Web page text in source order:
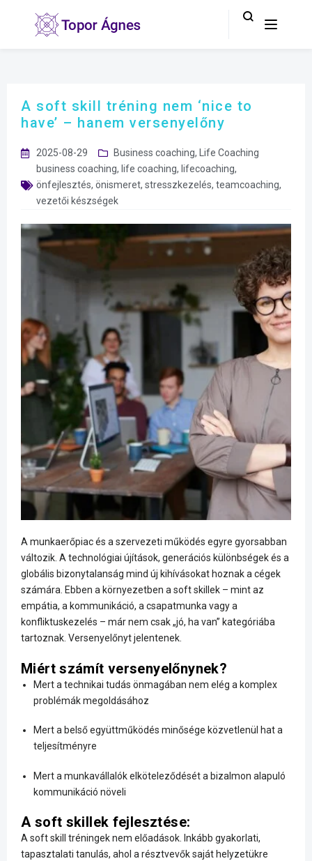
A soft skill tréning nem ‘nice to
have’ – hanem versenyelőny
2025-08-29 Business coaching,
Life Coaching
business coaching, life coaching, lifecoaching,
önfejlesztés, önismeret, stresszkezelés, teamcoaching,
vezetői készségek
A munkaerőpiac és a szervezeti működés egyre gyorsabban
változik. A technológiai újítások, generációs különbségek és a
globális bizonytalanság mind új kihívásokat hoznak a cégek
számára. Ebben a környezetben a soft skillek – mint az
empátia, a kommunikáció, a csapatmunka vagy a
konfliktuskezelés – már nem csak „jó, ha van” kategóriába
tartoznak. Versenyelőnyt jelentenek.
Miért számít versenyelőnynek?
Mert a technikai tudás önmagában nem elég a komplex
problémák megoldásához
Mert a belső együttműködés minősége közvetlenül hat a
teljesítményre
Mert a munkavállalók elköteleződését a bizalmon alapuló
kommunikáció növeli
A soft skillek fejlesztése:
A soft skill tréningek nem előadások. Inkább gyakorlati,
tapasztalati tanulás, ahol a résztvevők saját helyzetükre